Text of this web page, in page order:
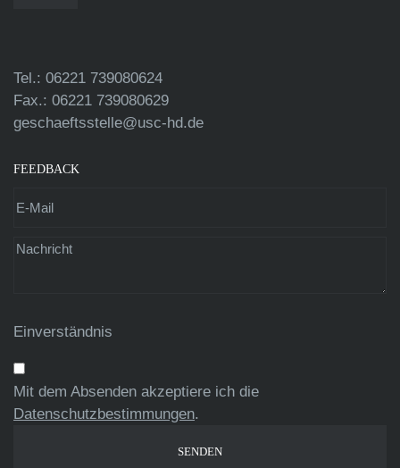
Tel.: 06221 739080624
Fax.: 06221 739080629
geschaeftsstelle@usc-hd.de
FEEDBACK
Einverständnis
Mit dem Absenden akzeptiere ich die
Datenschutzbestimmungen.